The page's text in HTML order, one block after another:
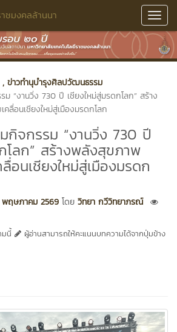
ชมงคลล้านนา
, ข่าวทำนุบำรุงศิลปวัฒนธรรม
ม “งานวิ่ง 730 ปี เชียงใหม่สู่มรดกโลก” สร้าง
ลื่อนเชียงใหม่สู่เมืองมรดกโลก
กิจกรรม “งานวิ่ง 730 ปี
โลก” สร้างพลังสุขภาพ
อนเชียงใหม่สู่เมืองมรดก
พฤษภาคม 2569 โดย วิทยา กวีวิทยาภรณ์
มนี้
ผู้อ่านสามารถให้คะแนนบทความได้จากปุ่มข้าง